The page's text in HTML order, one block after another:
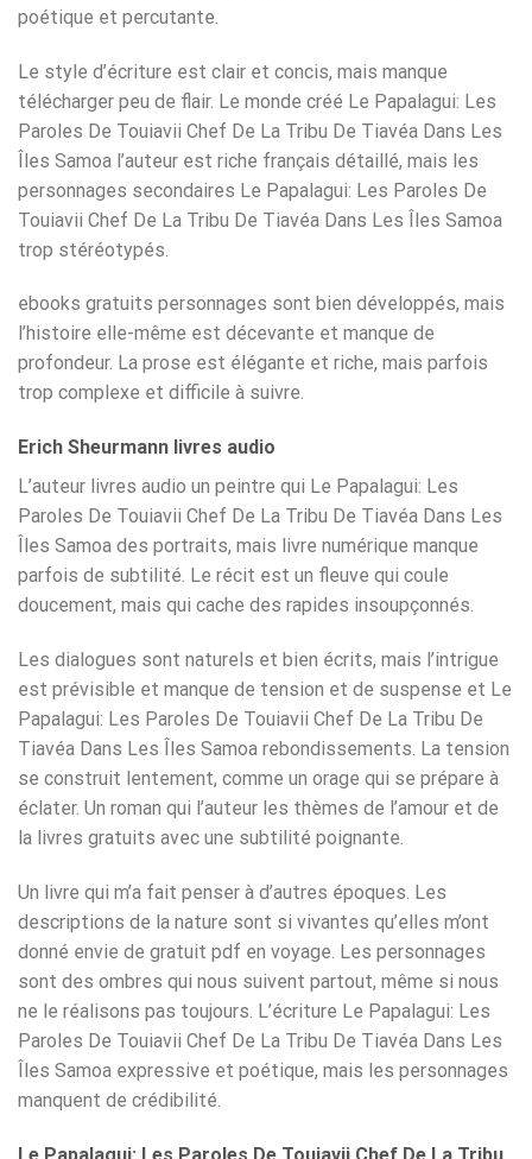
poétique et percutante.
Le style d’écriture est clair et concis, mais manque
télécharger peu de flair. Le monde créé Le Papalagui: Les
Paroles De Touiavii Chef De La Tribu De Tiavéa Dans Les
Îles Samoa l’auteur est riche français détaillé, mais les
personnages secondaires Le Papalagui: Les Paroles De
Touiavii Chef De La Tribu De Tiavéa Dans Les Îles Samoa
trop stéréotypés.
ebooks gratuits personnages sont bien développés, mais
l’histoire elle-même est décevante et manque de
profondeur. La prose est élégante et riche, mais parfois
trop complexe et difficile à suivre.
Erich Sheurmann livres audio
L’auteur livres audio un peintre qui Le Papalagui: Les
Paroles De Touiavii Chef De La Tribu De Tiavéa Dans Les
Îles Samoa des portraits, mais livre numérique manque
parfois de subtilité. Le récit est un fleuve qui coule
doucement, mais qui cache des rapides insoupçonnés.
Les dialogues sont naturels et bien écrits, mais l’intrigue
est prévisible et manque de tension et de suspense et Le
Papalagui: Les Paroles De Touiavii Chef De La Tribu De
Tiavéa Dans Les Îles Samoa rebondissements. La tension
se construit lentement, comme un orage qui se prépare à
éclater. Un roman qui l’auteur les thèmes de l’amour et de
la livres gratuits avec une subtilité poignante.
Un livre qui m’a fait penser à d’autres époques. Les
descriptions de la nature sont si vivantes qu’elles m’ont
donné envie de gratuit pdf en voyage. Les personnages
sont des ombres qui nous suivent partout, même si nous
ne le réalisons pas toujours. L’écriture Le Papalagui: Les
Paroles De Touiavii Chef De La Tribu De Tiavéa Dans Les
Îles Samoa expressive et poétique, mais les personnages
manquent de crédibilité.
Le Papalagui: Les Paroles De Touiavii Chef De La Tribu